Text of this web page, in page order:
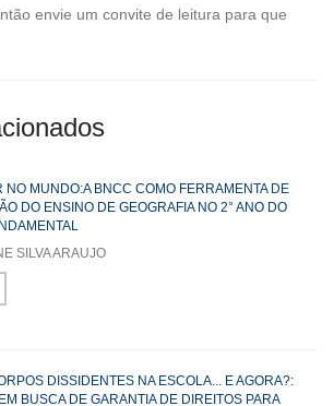
envie um convite de leitura para que
NO MUNDO:A BNCC COMO FERRAMENTA DE
DO ENSINO DE GEOGRAFIA NO 2° ANO DO
SILVA ARAUJO
DISSIDENTES NA ESCOLA... E AGORA?:
BUSCA DE GARANTIA DE DIREITOS PARA